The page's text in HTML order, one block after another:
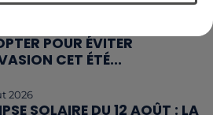
POUR ÉVITER
CET ÉTÉ...
2026
SOLAIRE DU 12 AOÛT : LA